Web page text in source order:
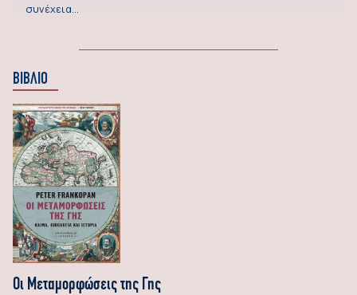
συνέχεια…
ΒΙΒΛΙΟ
Οι Μεταμορφώσεις της Γης